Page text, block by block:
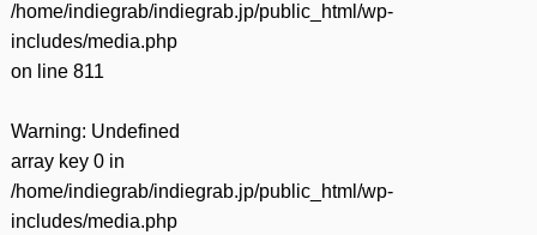
/home/indiegrab/indiegrab.jp/public_html/wp-
includes/media.php
on line 811
Warning: Undefined
array key 0 in
/home/indiegrab/indiegrab.jp/public_html/wp-
includes/media.php